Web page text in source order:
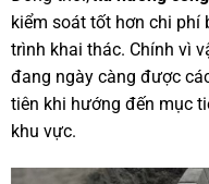
kiểm soát tốt hơn chi phí
trình khai thác. Chính vì
đang ngày càng được
tiên khi hướng đến mục
khu vực.